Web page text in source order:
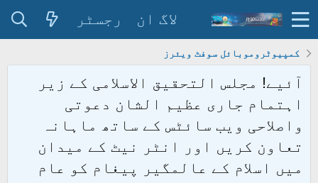
لاگ ان رجسٹر
کمپیوٹروموبائل سوفٹ ویئرز
آئیے! مجلس التحقیق الاسلامی کے زیر
اہتمام جاری عظیم الشان دعوتی
واصلاحی ویب سائٹس کے ساتھ ماہانہ
تعاون کریں اور انٹر نیٹ کے میدان
میں اسلام کے عالمگیر پیغام کو عام